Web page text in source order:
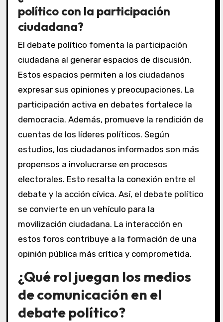
político con la participación
ciudadana?
El debate político fomenta la participación
ciudadana al generar espacios de discusión.
Estos espacios permiten a los ciudadanos
expresar sus opiniones y preocupaciones. La
participación activa en debates fortalece la
democracia. Además, promueve la rendición de
cuentas de los líderes políticos. Según
estudios, los ciudadanos informados son más
propensos a involucrarse en procesos
electorales. Esto resalta la conexión entre el
debate y la acción cívica. Así, el debate político
se convierte en un vehículo para la
movilización ciudadana. La interacción en
estos foros contribuye a la formación de una
opinión pública más crítica y comprometida.
¿Qué rol juegan los medios
de comunicación en el
debate político?